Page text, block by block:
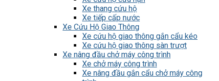
Xe thang cứu hộ
Xe tiếp cấp nước
Xe Cứu Hộ Giao Thông
Xe cứu hộ giao thông gắn cẩu kéo
Xe cứu hộ giao thông sàn trượt
Xe nâng đầu chở máy công trình
Xe chở máy công trình
Xe nâng đầu gắn cẩu chở máy công